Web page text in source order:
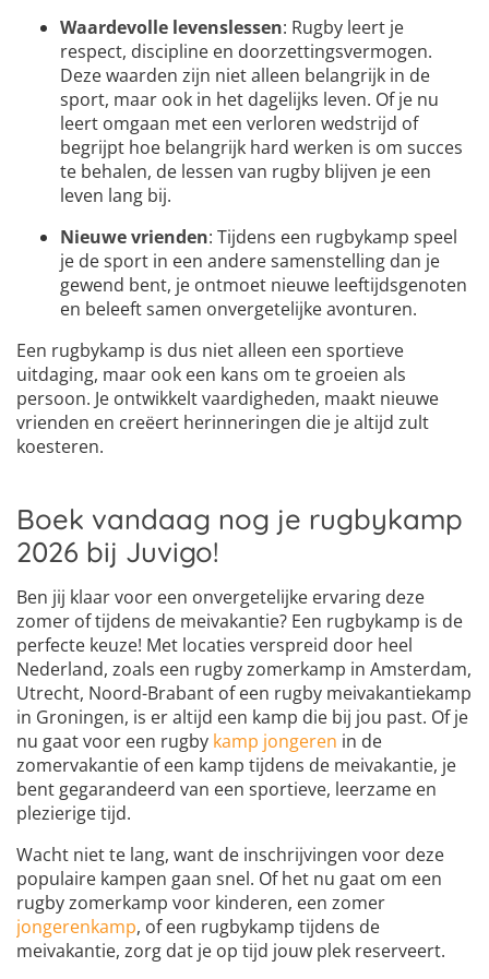
Waardevolle levenslessen: Rugby leert je
respect, discipline en doorzettingsvermogen.
Deze waarden zijn niet alleen belangrijk in de
sport, maar ook in het dagelijks leven. Of je nu
leert omgaan met een verloren wedstrijd of
begrijpt hoe belangrijk hard werken is om succes
te behalen, de lessen van rugby blijven je een
leven lang bij.
Nieuwe vrienden: Tijdens een rugbykamp speel
je de sport in een andere samenstelling dan je
gewend bent, je ontmoet nieuwe leeftijdsgenoten
en beleeft samen onvergetelijke avonturen.
Een rugbykamp is dus niet alleen een sportieve
uitdaging, maar ook een kans om te groeien als
persoon. Je ontwikkelt vaardigheden, maakt nieuwe
vrienden en creëert herinneringen die je altijd zult
koesteren.
Boek vandaag nog je rugbykamp
2026 bij Juvigo!
Ben jij klaar voor een onvergetelijke ervaring deze
zomer of tijdens de meivakantie? Een rugbykamp is de
perfecte keuze! Met locaties verspreid door heel
Nederland, zoals een rugby zomerkamp in Amsterdam,
Utrecht, Noord-Brabant of een rugby meivakantiekamp
in Groningen, is er altijd een kamp die bij jou past. Of je
nu gaat voor een rugby kamp jongeren in de
zomervakantie of een kamp tijdens de meivakantie, je
bent gegarandeerd van een sportieve, leerzame en
plezierige tijd.
Wacht niet te lang, want de inschrijvingen voor deze
populaire kampen gaan snel. Of het nu gaat om een
rugby zomerkamp voor kinderen, een zomer
jongerenkamp, of een rugbykamp tijdens de
meivakantie, zorg dat je op tijd jouw plek reserveert.